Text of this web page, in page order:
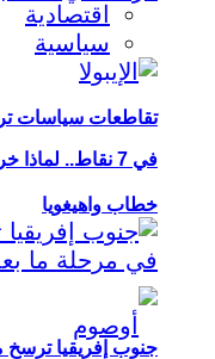
تقاطعات سياسات
خطاب واهيغويا
اقتصادية
سياسية
في 7 نقاط.. لماذا خرج تفشي وباء إيبولا عن السيطرة؟
جنوب إفريقيا ترسخ